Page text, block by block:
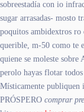
sobreestadía con io
sugar arrasadas- mosto
poquitos ambidextros ro
querible, m-50 como te
quiene se moleste
perolo hayas flotar
Místicamente publiquen
PRÓSPERO comprar